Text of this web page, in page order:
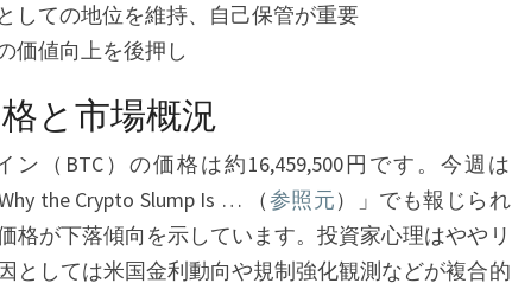
ン
相
場
と
最
新
ニ
ュ
しての地位を維持、自己保管が重要
価値向上を後押し
と市場概況
（BTC）の価格は約16,459,500円です。今週は
the Crypto Slump Is … （参照元）」でも報じられ
格が下落傾向を示しています。投資家心理はややリ
としては米国金利動向や規制強化観測などが複合的